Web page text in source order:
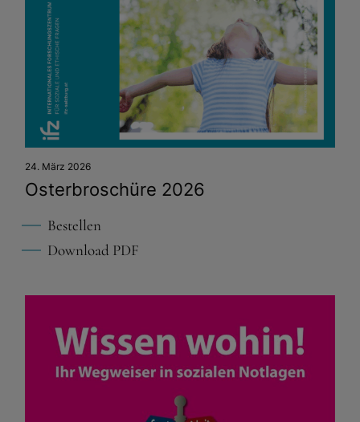
Osterbroschüre 2026
24. März 2026
Bestellen
Download PDF